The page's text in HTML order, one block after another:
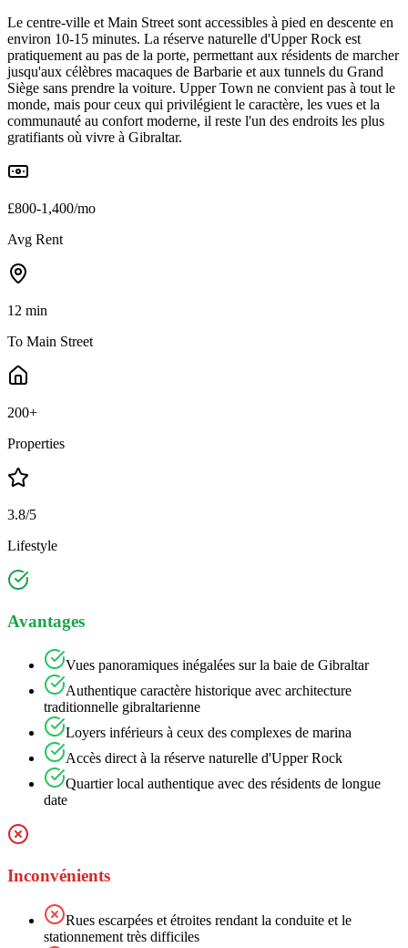
Le centre-ville et Main Street sont accessibles à pied en descente en
environ 10-15 minutes. La réserve naturelle d'Upper Rock est
pratiquement au pas de la porte, permettant aux résidents de marcher
jusqu'aux célèbres macaques de Barbarie et aux tunnels du Grand
Siège sans prendre la voiture. Upper Town ne convient pas à tout le
monde, mais pour ceux qui privilégient le caractère, les vues et la
communauté au confort moderne, il reste l'un des endroits les plus
gratifiants où vivre à Gibraltar.
£800-1,400/mo
Avg Rent
12 min
To Main Street
200+
Properties
3.8/5
Lifestyle
Avantages
Vues panoramiques inégalées sur la baie de Gibraltar
Authentique caractère historique avec architecture
traditionnelle gibraltarienne
Loyers inférieurs à ceux des complexes de marina
Accès direct à la réserve naturelle d'Upper Rock
Quartier local authentique avec des résidents de longue
date
Inconvénients
Rues escarpées et étroites rendant la conduite et le
stationnement très difficiles